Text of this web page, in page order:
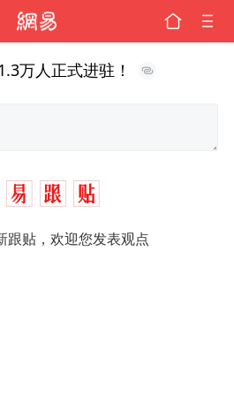
万人正式进驻！
跟贴，欢迎您发表观点